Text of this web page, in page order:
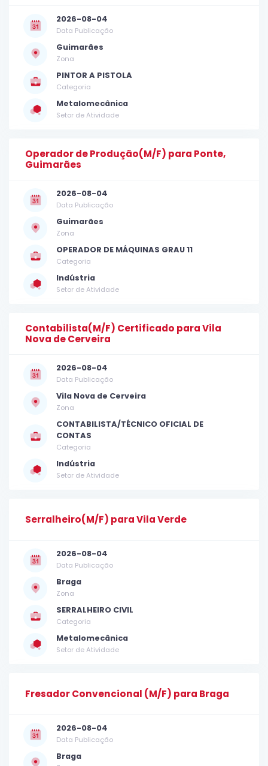
2026-08-04
Data Publicação
Guimarães
Zona
PINTOR A PISTOLA
Categoria
Metalomecânica
Setor de Atividade
Operador de Produção(M/F) para Ponte,
Guimarães
2026-08-04
Data Publicação
Guimarães
Zona
OPERADOR DE MÁQUINAS GRAU 11
Categoria
Indústria
Setor de Atividade
Contabilista(M/F) Certificado para Vila
Nova de Cerveira
2026-08-04
Data Publicação
Vila Nova de Cerveira
Zona
CONTABILISTA/TÉCNICO OFICIAL DE
CONTAS
Categoria
Indústria
Setor de Atividade
Serralheiro(M/F) para Vila Verde
2026-08-04
Data Publicação
Braga
Zona
SERRALHEIRO CIVIL
Categoria
Metalomecânica
Setor de Atividade
Fresador Convencional (M/F) para Braga
2026-08-04
Data Publicação
Braga